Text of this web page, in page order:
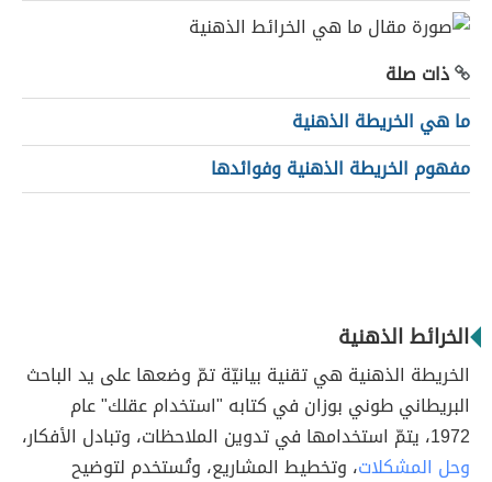
ذات صلة
ما هي الخريطة الذهنية
مفهوم الخريطة الذهنية وفوائدها
الخرائط الذهنية
الخريطة الذهنية هي تقنية بيانيّة تمّ وضعها على يد الباحث
البريطاني طوني بوزان في كتابه "استخدام عقلك" عام
1972، يتمّ استخدامها في تدوين الملاحظات، وتبادل الأفكار،
وحل المشكلات، وتخطيط المشاريع، وتُستخدم لتوضيح